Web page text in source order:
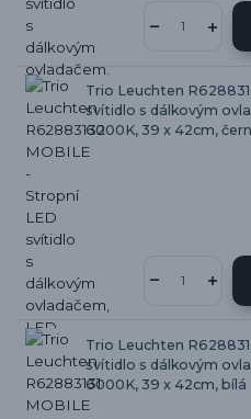
Trio Leuchten
svítidlo s dálkovým
6000K, 39 x 42cm,
Trio Leuchten
svítidlo s dálkovým
6000K, 39 x 42cm, bílá